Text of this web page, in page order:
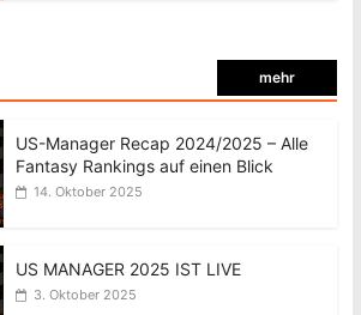
mehr
US-Manager Recap 2024/2025 – Alle
Fantasy Rankings auf einen Blick
14. Oktober 2025
US MANAGER 2025 IST LIVE
3. Oktober 2025